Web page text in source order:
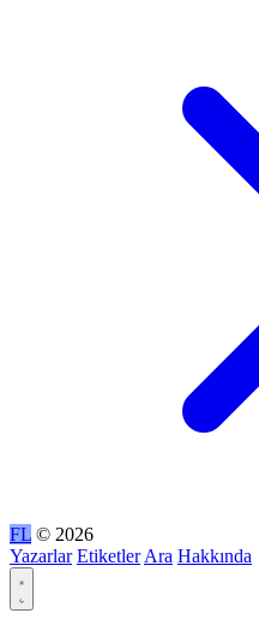
FL © 2026
Yazarlar Etiketler Ara Hakkında